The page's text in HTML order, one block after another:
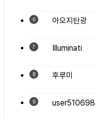
6
아오지탄광
7
Illuminati
8
후루미
9
user510698